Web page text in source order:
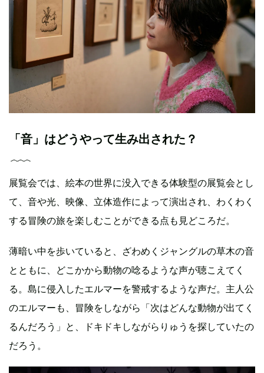
「音」はどうやって生み出された？
展覧会では、絵本の世界に没入できる体験型の展覧会とし
て、音や光、映像、立体造作によって演出され、わくわく
する冒険の旅を楽しむことができる点も見どころだ。
薄暗い中を歩いていると、ざわめくジャングルの草木の音
とともに、どこかから動物の唸るような声が聴こえてく
る。島に侵入したエルマーを警戒するような声だ。主人公
のエルマーも、冒険をしながら「次はどんな動物が出てく
るんだろう」と、ドキドキしながらりゅうを探していたの
だろう。